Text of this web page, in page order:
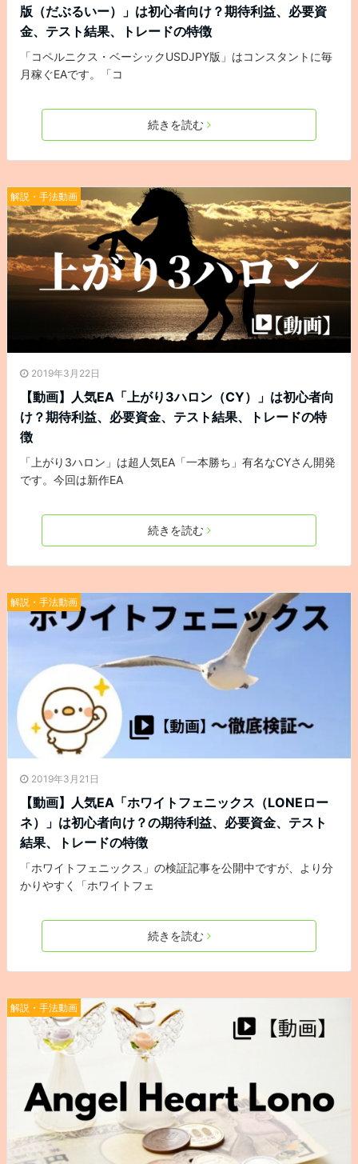
版（だぶるいー）」は初心者向け？期待利益、必要資
金、テスト結果、トレードの特徴
「コペルニクス・ベーシックUSDJPY版」はコンスタントに毎
月稼ぐEAです。「コ
続きを読む
解説・手法動画
2019年3月22日
【動画】人気EA「上がり3ハロン（CY）」は初心者向
け？期待利益、必要資金、テスト結果、トレードの特
徴
「上がり3ハロン」は超人気EA「一本勝ち」有名なCYさん開発
です。今回は新作EA
続きを読む
解説・手法動画
2019年3月21日
【動画】人気EA「ホワイトフェニックス（LONEロー
ネ）」は初心者向け？の期待利益、必要資金、テスト
結果、トレードの特徴
「ホワイトフェニックス」の検証記事を公開中ですが、より分
かりやすく「ホワイトフェ
続きを読む
解説・手法動画